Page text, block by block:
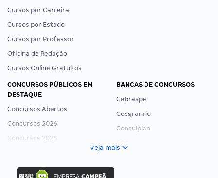
Cursos por Carreira
Cursos por Estado
Cursos por Professor
Oficina de Redação
Cursos Online Gratuitos
CONCURSOS PÚBLICOS EM
DESTAQUE
Concursos Abertos
Concursos 2026
Concursos 2025
Concurso Ibama
BANCAS DE CONCURSOS
Cebraspe
Cesgranrio
Consulplan
Veja mais